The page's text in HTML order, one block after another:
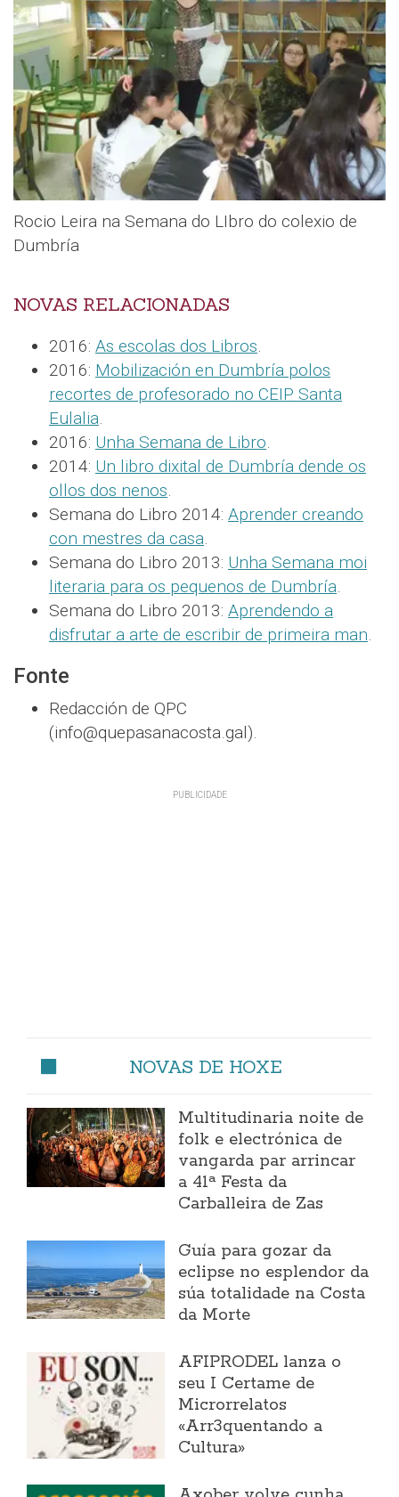
Rocio Leira na Semana do LIbro do colexio de
Dumbría
NOVAS RELACIONADAS
2016: As escolas dos Libros
2016: Mobilización en Dumbría polos
recortes de profesorado no CEIP Santa
Eulalia
2016: Unha Semana de Libro
2014: Un libro dixital de Dumbría dende os
ollos dos nenos
Semana do Libro 2014: Aprender creando
con mestres da casa
Semana do Libro 2013: Unha Semana moi
literaria para os pequenos de Dumbría
Semana do Libro 2013: Aprendendo a
disfrutar a arte de escribir de primeira man
Fonte
Redacción de QPC
(info@quepasanacosta.gal).
NOVAS DE HOXE
Multitudinaria noite de
folk e electrónica de
vangarda par arrincar
a 41ª Festa da
Carballeira de Zas
Guía para gozar da
eclipse no esplendor da
súa totalidade na Costa
da Morte
AFIPRODEL lanza o
seu I Certame de
Microrrelatos
«Arr3quentando a
Cultura»